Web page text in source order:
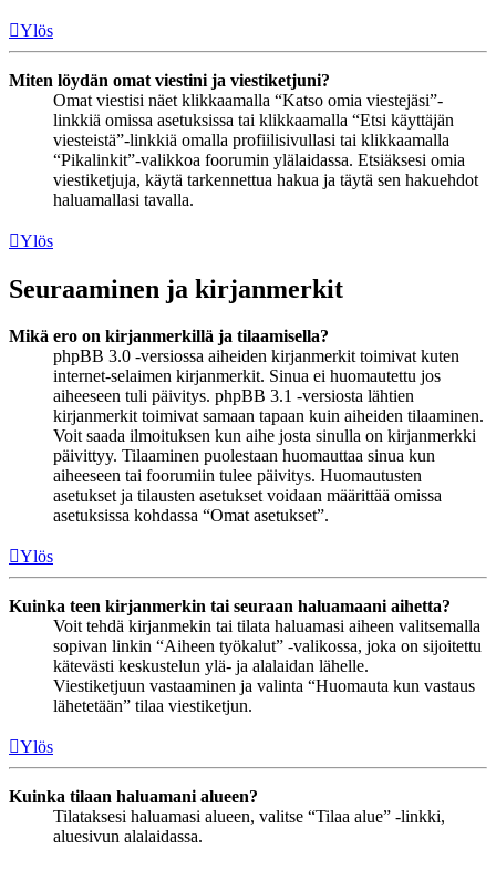
Ylös
Miten löydän omat viestini ja viestiketjuni?
Omat viestisi näet klikkaamalla “Katso omia viestejäsi”-
linkkiä omissa asetuksissa tai klikkaamalla “Etsi käyttäjän
viesteistä”-linkkiä omalla profiilisivullasi tai klikkaamalla
“Pikalinkit”-valikkoa foorumin ylälaidassa. Etsiäksesi omia
viestiketjuja, käytä tarkennettua hakua ja täytä sen hakuehdot
haluamallasi tavalla.
Ylös
Seuraaminen ja kirjanmerkit
Mikä ero on kirjanmerkillä ja tilaamisella?
phpBB 3.0 -versiossa aiheiden kirjanmerkit toimivat kuten
internet-selaimen kirjanmerkit. Sinua ei huomautettu jos
aiheeseen tuli päivitys. phpBB 3.1 -versiosta lähtien
kirjanmerkit toimivat samaan tapaan kuin aiheiden tilaaminen.
Voit saada ilmoituksen kun aihe josta sinulla on kirjanmerkki
päivittyy. Tilaaminen puolestaan huomauttaa sinua kun
aiheeseen tai foorumiin tulee päivitys. Huomautusten
asetukset ja tilausten asetukset voidaan määrittää omissa
asetuksissa kohdassa “Omat asetukset”.
Ylös
Kuinka teen kirjanmerkin tai seuraan haluamaani aihetta?
Voit tehdä kirjanmekin tai tilata haluamasi aiheen valitsemalla
sopivan linkin “Aiheen työkalut” -valikossa, joka on sijoitettu
kätevästi keskustelun ylä- ja alalaidan lähelle.
Viestiketjuun vastaaminen ja valinta “Huomauta kun vastaus
lähetetään” tilaa viestiketjun.
Ylös
Kuinka tilaan haluamani alueen?
Tilataksesi haluamasi alueen, valitse “Tilaa alue” -linkki,
aluesivun alalaidassa.